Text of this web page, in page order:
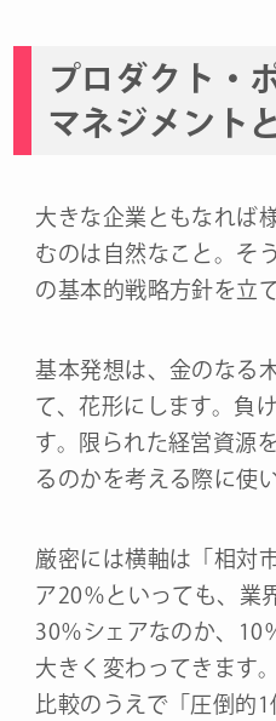
プロダクト・
マネジメント
大きな企業ともなれば
むのは自然なこと。そ
の基本的戦略方針を立
基本発想は、金のなる
て、花形にします。負
す。限られた経営資源
るのかを考える際に使
厳密には横軸は「相対
ア20％といっても、業
30％シェアなのか、10
大きく変わってきます
比較のうえで「圧倒的